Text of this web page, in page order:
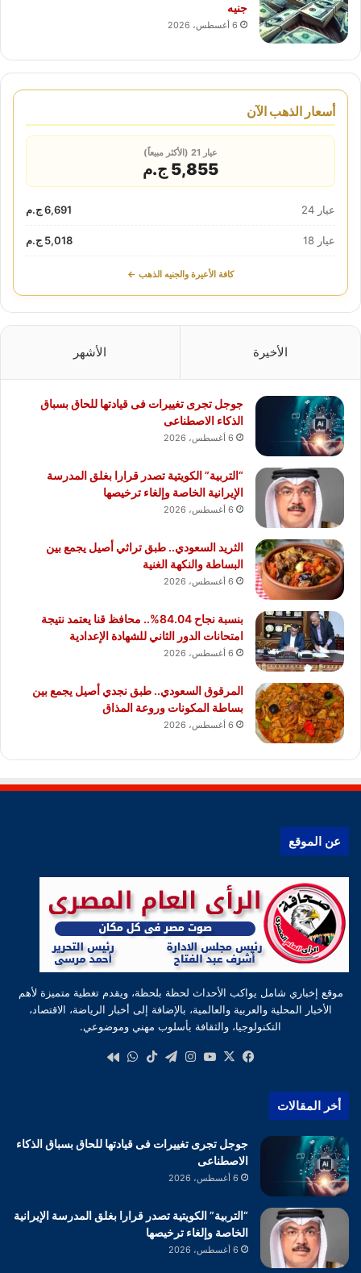
جنيه
6 أغسطس، 2026
أسعار الذهب الآن
عيار 21 (الأكثر مبيعاً)
5,855 ج.م
عيار 24 6,691 ج.م
عيار 18 5,018 ج.م
كافة الأعيرة والجنيه الذهب ←
الأخيرة الأشهر
جوجل تجرى تغييرات فى قيادتها للحاق بسباق
الذكاء الاصطناعى
6 أغسطس، 2026
“التربية” الكويتية تصدر قرارا بغلق المدرسة
الإيرانية الخاصة وإلغاء ترخيصها
6 أغسطس، 2026
الثريد السعودي.. طبق تراثي أصيل يجمع بين
البساطة والنكهة الغنية
6 أغسطس، 2026
بنسبة نجاح 84.04%.. محافظ قنا يعتمد نتيجة
امتحانات الدور الثاني للشهادة الإعدادية
6 أغسطس، 2026
المرقوق السعودي.. طبق نجدي أصيل يجمع بين
بساطة المكونات وروعة المذاق
6 أغسطس، 2026
عن الموقع
موقع إخباري شامل يواكب الأحداث لحظة بلحظة، ويقدم تغطية متميزة لأهم
الأخبار المحلية والعربية والعالمية، بالإضافة إلى أخبار الرياضة، الاقتصاد،
التكنولوجيا، والثقافة بأسلوب مهني وموضوعي.
فيسبوك
‫X
‫YouTube
انستقرام
تيلقرام‫TikTokواتساب
أخر المقالات
جوجل تجرى تغييرات فى قيادتها للحاق بسباق الذكاء
الاصطناعى
6 أغسطس، 2026
“التربية” الكويتية تصدر قرارا بغلق المدرسة الإيرانية
الخاصة وإلغاء ترخيصها
6 أغسطس، 2026